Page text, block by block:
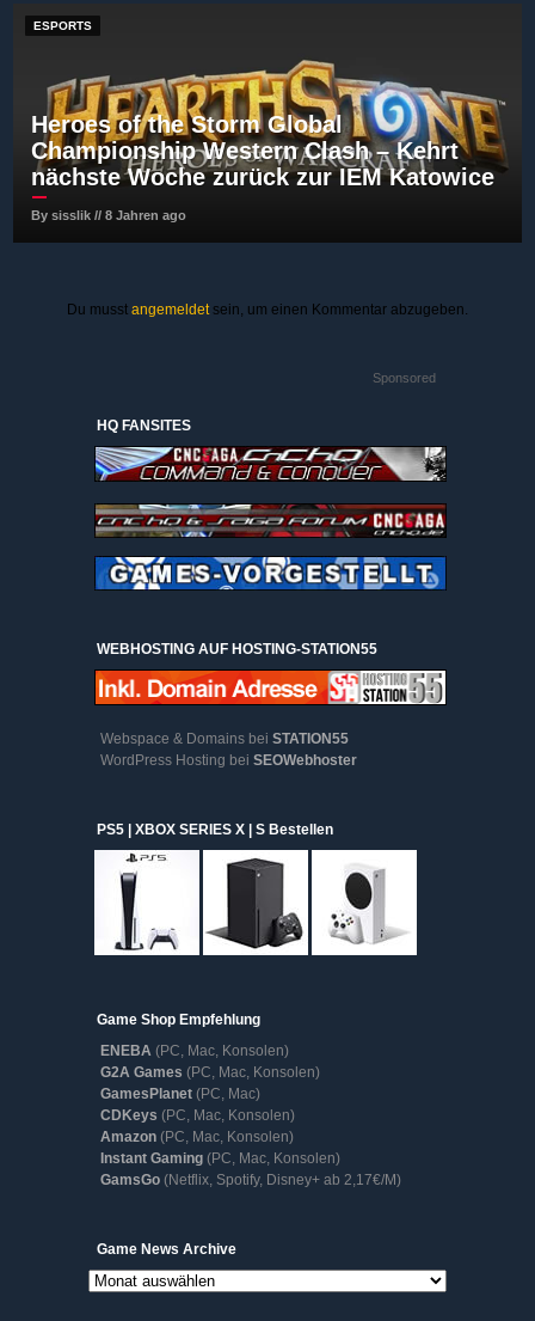
ESPORTS
Heroes of the Storm Global
Championship Western Clash – Kehrt
nächste Woche zurück zur IEM Katowice
By sisslik // 8 Jahren ago
Du musst angemeldetsein, um einen Kommentar abzugeben.
Sponsored
HQ FANSITES
WEBHOSTING AUF HOSTING-STATION55
Webspace & Domains bei STATION55
WordPress Hosting bei SEOWebhoster
PS5 | XBOX SERIES X | S Bestellen
Game Shop Empfehlung
ENEBA (PC, Mac, Konsolen)
G2A Games (PC, Mac, Konsolen)
GamesPlanet (PC, Mac)
CDKeys (PC, Mac, Konsolen)
Amazon (PC, Mac, Konsolen)
Instant Gaming (PC, Mac, Konsolen)
GamsGo (Netflix, Spotify, Disney+ ab 2,17€/M)
Game News ArchiveGame
News
Archive